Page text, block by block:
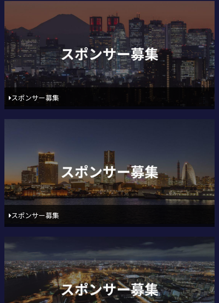
スポンサー募集
スポンサー募集